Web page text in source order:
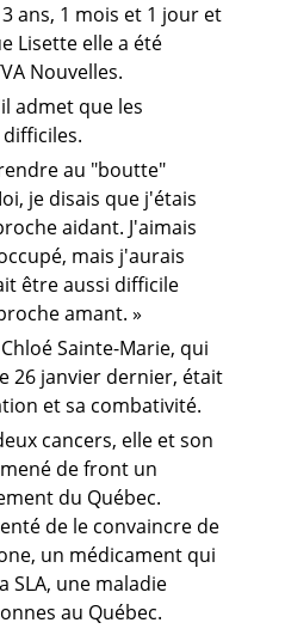
ans, 1 mois et 1 jour et
Lisette elle a été
Nouvelles.
admet que les
au "boutte"
je disais que j'étais
aidant. J'aimais
mais j'aurais
être aussi difficile
amant. »
Sainte-Marie, qui
26 janvier dernier, était
et sa combativité.
cancers, elle et son
de front un
du Québec.
de le convaincre de
un médicament qui
SLA, une maladie
au Québec.